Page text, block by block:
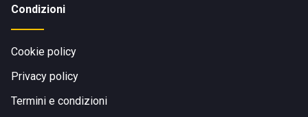
Condizioni
Cookie policy
Privacy policy
Termini e condizioni